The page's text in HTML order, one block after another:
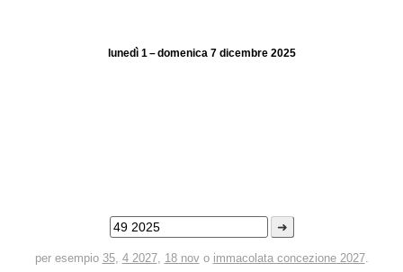
lunedì 1 – domenica 7 dicembre 2025
➜
per esempio 35, 4 2027, 18 novo immacolata concezione 2027.